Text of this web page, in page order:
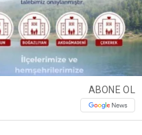
ABONE OL